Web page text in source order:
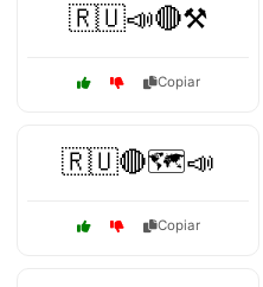
🇷🇺📣🔴⚒️
Copiar
🇷🇺🔴🗺️📣
Copiar